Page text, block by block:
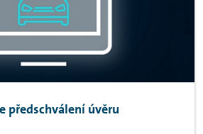
předschválení úvěru